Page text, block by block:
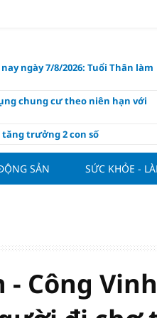
ngày 7/8/2026: Tuổi Thân làm
chung cư theo niên hạn với
trưởng 2 con số
tiêu tăng trưởng 10%?
vốn huy động của ngân hàng
doanh có điều kiện như vàng
SẢN SỨC KHỎE -
Công Vinh